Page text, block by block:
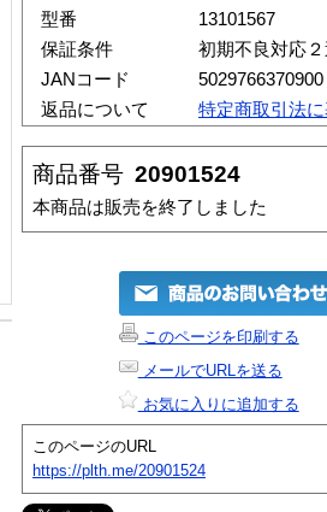
型番
13101567
保証条件
初期不良対応
JANコード
5029766370900
返品について
特定商取引法
商品番号 20901524
本商品は販売を終了しました
このページを印刷する
メールでURLを送る
お気に入りに追加する
このページのURL
https://plth.me/20901524